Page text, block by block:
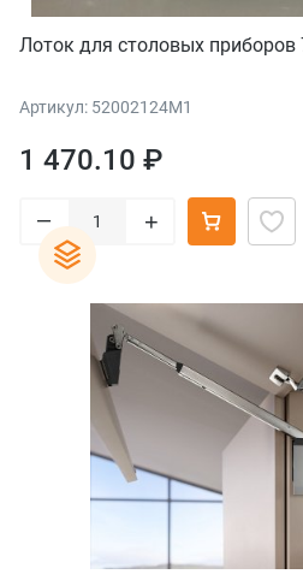
Лоток для столовых
Артикул: 52002124M1
1 470.10 ₽
– +